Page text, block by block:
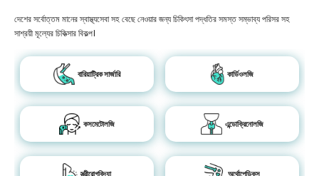
দেশের সর্বোত্তম মানের স্বাস্থ্যসেবা সহ বেছে নেওয়ার জন্য চিকিৎসা পদ্ধতির সমস্ত সম্ভাব্য পরিসর সহ
সাশ্রয়ী মূল্যের চিকিত্সার বিকল্প।
বারিয়াট্রিক সার্জারি কার্ডিওলজি
কসমেটোলজি এন্ডোক্রিনোলজি